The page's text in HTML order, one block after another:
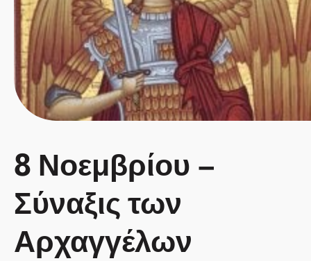
8 Νοεμβρίου –
Σύναξις των
Αρχαγγέλων